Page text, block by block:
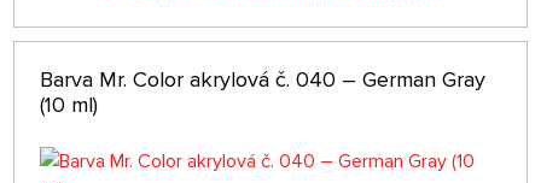
Barva Mr. Color akrylová č. 040 – German Gray
(10 ml)